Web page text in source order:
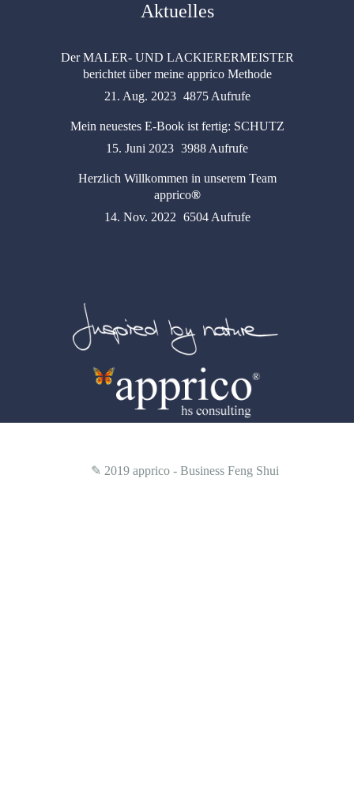
Aktuelles
Der MALER- UND LACKIERERMEISTER
berichtet über meine apprico Methode
21. Aug. 2023 4875 Aufrufe
Mein neuestes E-Book ist fertig: SCHUTZ
15. Juni 2023 3988 Aufrufe
Herzlich Willkommen in unserem Team
apprico®
14. Nov. 2022 6504 Aufrufe
✎ 2019 apprico - Business Feng Shui